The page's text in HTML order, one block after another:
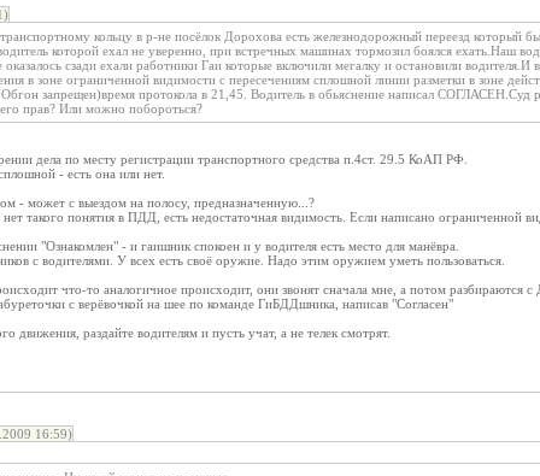
кольцу в р-не посёлок Дорохова есть железнодорожный переезд который
которой ехал не уверенно, при встречных машинах тормозил боялся ехать.Наш
оказалось сзади ехали работники Гаи которые включили мегалку и остановили
в зоне ограниченной видимости с пересечениям сплошной линии разметки в зоне
запрещен)время протокола в 21,45. Водитель в обьяснение написал СОГЛАСЕН.Суд
прав? Или можно побороться?
дела по месту регистрации транспортного средства п.4ст. 29.5 КоАП РФ.
- есть она или нет.
- может с выездом на полосу, предназначенную...?
такого понятия в ПДД, есть недостаточная видимость. Если написано ограниченной
"Ознакомлен" - и гаишник спокоен и у водителя есть место для манёвра.
с водителями. У всех есть своё оружие. Надо этим оружием уметь пользоваться.
что-то аналогичное происходит, они звонят сначала мне, а потом разбираются
с верёвочкой на шее по команде ГиБДДшника, написав "Согласен"
движения, раздайте водителям и пусть учат, а не телек смотрят.
16:59)